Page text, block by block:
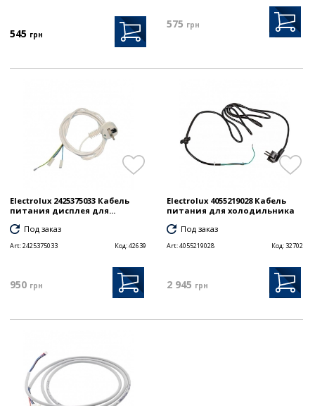
545 грн
575 грн
Electrolux 2425375033 Кабель
питания дисплея для...
Под заказ
Art:2425375033 Код:42639
950 грн
Electrolux 4055219028 Кабель
питания для холодильника
Под заказ
Art:4055219028 Код: 32702
2 945 грн